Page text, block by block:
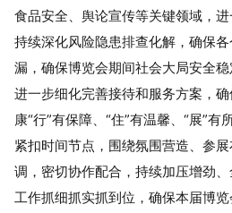
食品安全、舆论宣传等关键领域，
持续深化风险隐患排查化解，确保
漏，确保博览会期间社会大局安全
进一步细化完善接待和服务方案，
康“行”有保障、“住”有温馨、“展”有
紧扣时间节点，围绕氛围营造、参
调，密切协作配合，持续加压增劲
工作抓细抓实抓到位，确保本届博